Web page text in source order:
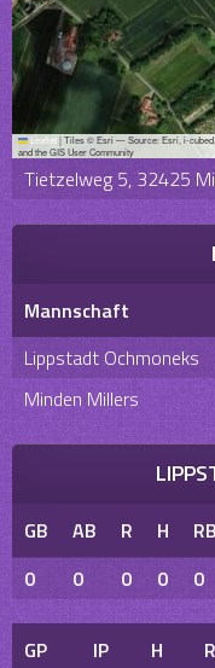
Leaflet |Tiles © Esri — Source: Esri, i-cubed,
and the GIS User Community
Tietzelweg 5, 32425
Mannschaft
Lippstadt Ochmoneks
Minden Millers
GB AB R H
0
0 0 0 0
GP IP H R